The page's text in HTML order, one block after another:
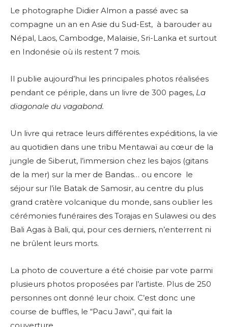
Le photographe Didier Almon a passé avec sa
compagne un an en Asie du Sud-Est, à barouder au
Népal, Laos, Cambodge, Malaisie, Sri-Lanka et surtout
en Indonésie où ils restent 7 mois.
Il publie aujourd’hui les principales photos réalisées
pendant ce périple, dans un livre de 300 pages, La
diagonale du vagabond.
Un livre qui retrace leurs différentes expéditions, la vie
au quotidien dans une tribu Mentawaï au cœur de la
jungle de Siberut, l’immersion chez les bajos (gitans
de la mer) sur la mer de Bandas… ou encore le
séjour sur l’ile Batak de Samosir, au centre du plus
grand cratère volcanique du monde, sans oublier les
cérémonies funéraires des Torajas en Sulawesi ou des
Bali Agas à Bali, qui, pour ces derniers, n’enterrent ni
ne brûlent leurs morts.
La photo de couverture a été choisie par vote parmi
plusieurs photos proposées par l’artiste. Plus de 250
personnes ont donné leur choix. C’est donc une
course de buffles, le “Pacu Jawi”, qui fait la